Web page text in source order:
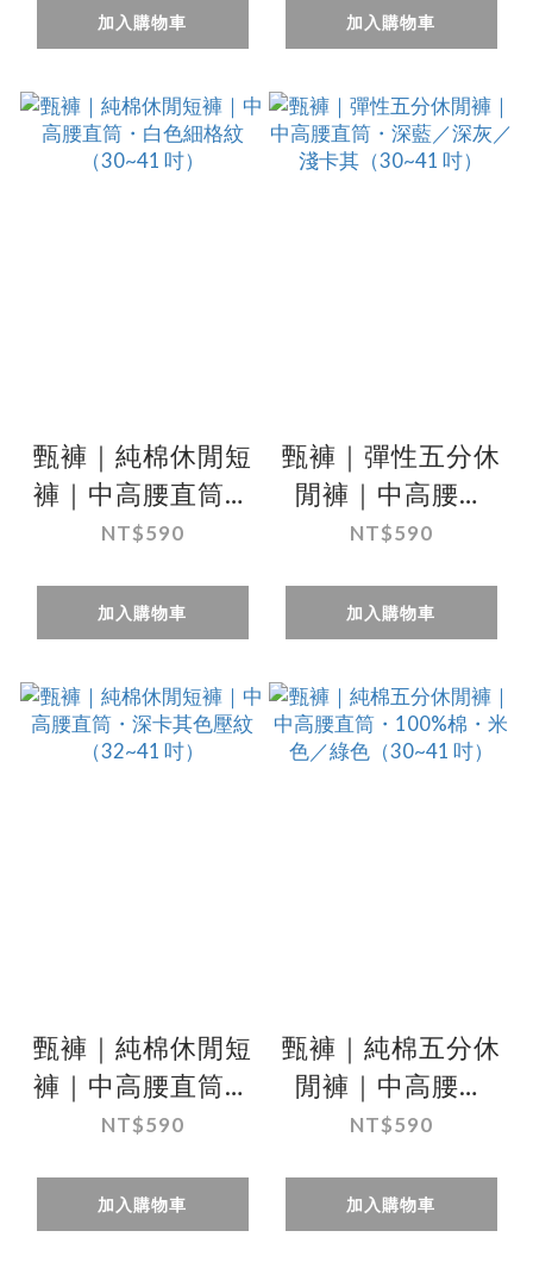
費改長
加入購物車
（30~43 吋）
加入購物車
甄褲｜純棉休閒短
褲｜中高腰直筒・
白色細格紋
NT$590
加入購物車
甄褲｜彈性五分休
閒褲｜中高腰直
筒・深藍／深灰／
吋）
NT$590
加入購物車
甄褲｜純棉休閒短
褲｜中高腰直筒・
深卡其色壓紋
NT$590
加入購物車
甄褲｜純棉五分休
閒褲｜中高腰直
筒・100%棉・米
吋）
NT$590
加入購物車